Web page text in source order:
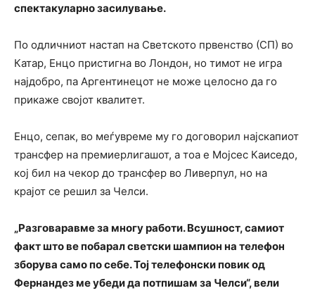
спектакуларно засилување.
По одличниот настап на Светското првенство (СП) во
Катар, Енцо пристигна во Лондон, но тимот не игра
најдобро, па Аргентинецот не може целосно да го
прикаже својот квалитет.
Енцо, сепак, во меѓувреме му го договорил најскапиот
трансфер на премиерлигашот, а тоа е Мојсес Каиседо,
кој бил на чекор до трансфер во Ливерпул, но на
крајот се решил за Челси.
„Разговаравме за многу работи. Всушност, самиот
факт што ве побарал светски шампион на телефон
зборува само по себе. Тој телефонски повик од
Фернандез ме убеди да потпишам за Челси“, вели